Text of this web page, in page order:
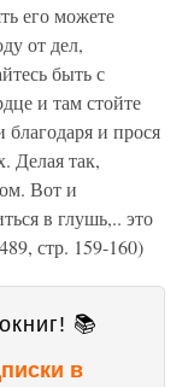
его можете
от дел,
быть с
и там стойте
и прося
Делая так,
Вот и
в глушь,.. это
стр. 159-160)
📚
в